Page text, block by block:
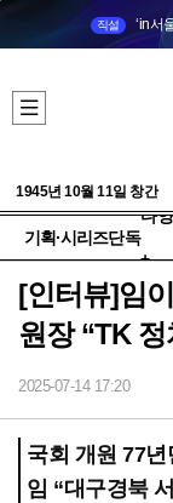
직설 ‘in서
1945년 10월 11일 창간
기획·시리즈단독
다
+
[인터뷰]임
원장 “TK
2025-07-14 17:20
국회 개원 77
임 “대구경북